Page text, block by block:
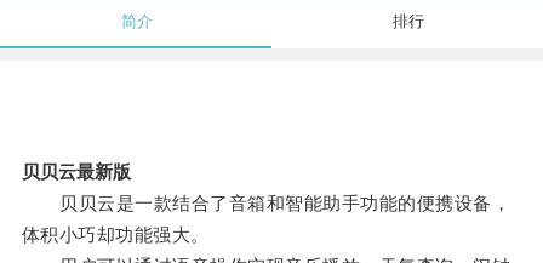
简介 排行
贝贝云最新版
贝贝云是一款结合了音箱和智能助手功能的便携设备，
体积小巧却功能强大。